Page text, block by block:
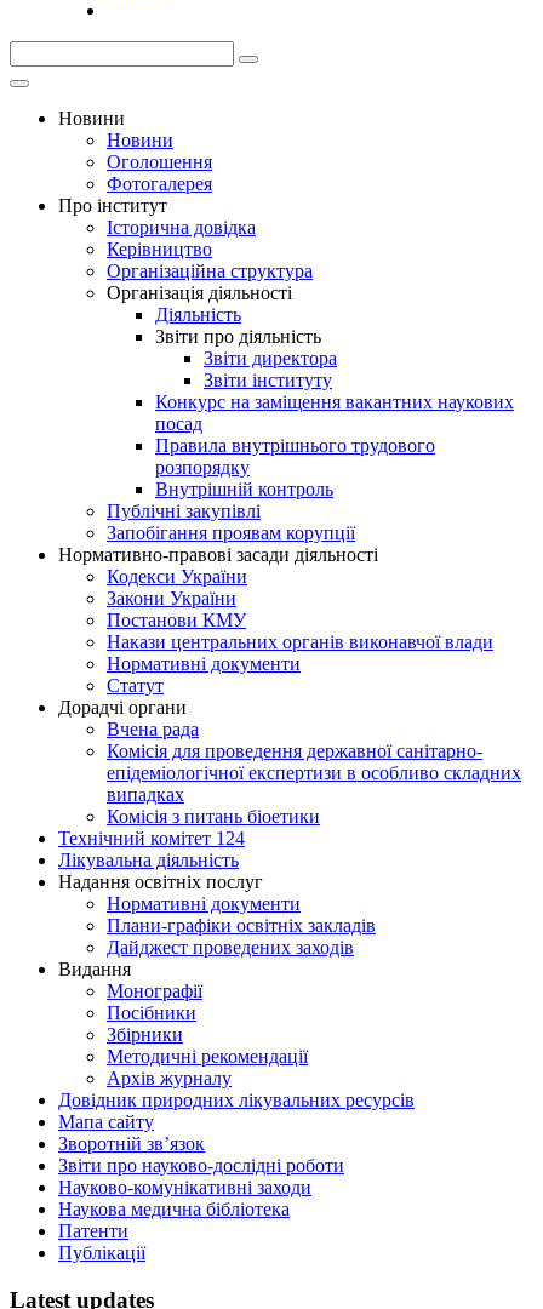
Новини
Новини
Оголошення
Фотогалерея
Про інститут
Історична довідка
Керівництво
Організаційна структура
Організація діяльності
Діяльність
Звіти про діяльність
Звіти директора
Звіти інституту
Конкурс на заміщення вакантних наукових
посад
Правила внутрішнього трудового
розпорядку
Внутрішній контроль
Публічні закупівлі
Запобігання проявам корупції
Нормативно-правові засади діяльності
Кодекси України
Закони України
Постанови КМУ
Накази центральних органів виконавчої влади
Нормативні документи
Статут
Дорадчі органи
Вчена рада
Комісія для проведення державної санітарно-
епідеміологічної експертизи в особливо складних
випадках
Комісія з питань біоетики
Технічний комітет 124
Лікувальна діяльність
Надання освітніх послуг
Нормативні документи
Плани-графіки освітніх закладів
Дайджест проведених заходів
Видання
Монографії
Посібники
Збірники
Методичні рекомендації
Архів журналу
Довідник природних лікувальних ресурсів
Мапа сайту
Зворотній зв’язок
Звіти про науково-дослідні роботи
Науково-комунікативні заходи
Наукова медична бібліотека
Патенти
Публікації
Latest updates